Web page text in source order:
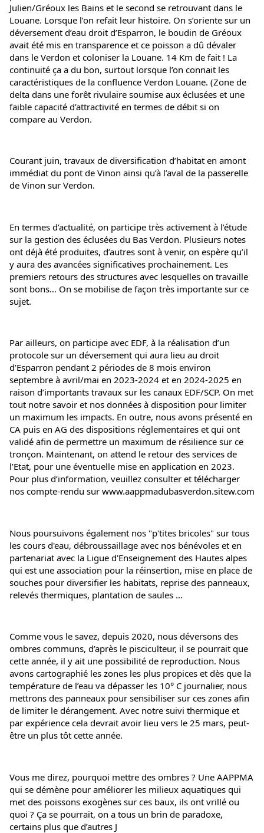
Julien/Gréoux les Bains et le second se retrouvant dans le
Louane. Lorsque l’on refait leur histoire. On s’oriente sur un
déversement d’eau droit d’Esparron, le boudin de Gréoux
avait été mis en transparence et ce poisson a dû dévaler
dans le Verdon et coloniser la Louane. 14 Km de fait ! La
continuité ça a du bon, surtout lorsque l’on connait les
caractéristiques de la confluence Verdon Louane. (Zone de
delta dans une forêt rivulaire soumise aux éclusées et une
faible capacité d’attractivité en termes de débit si on
compare au Verdon.
Courant juin, travaux de diversification d’habitat en amont
immédiat du pont de Vinon ainsi qu’à l’aval de la passerelle
de Vinon sur Verdon.
En termes d’actualité, on participe très activement à l’étude
sur la gestion des éclusées du Bas Verdon. Plusieurs notes
ont déjà été produites, d’autres sont à venir, on espère qu’il
y aura des avancées significatives prochainement. Les
premiers retours des structures avec lesquelles on travaille
sont bons… On se mobilise de façon très importante sur ce
sujet.
Par ailleurs, on participe avec EDF, à la réalisation d’un
protocole sur un déversement qui aura lieu au droit
d’Esparron pendant 2 périodes de 8 mois environ
septembre à avril/mai en 2023-2024 et en 2024-2025 en
raison d’importants travaux sur les canaux EDF/SCP. On met
tout notre savoir et nos données à disposition pour limiter
un maximum les impacts. En outre, nous avons présenté en
CA puis en AG des dispositions réglementaires et qui ont
validé afin de permettre un maximum de résilience sur ce
tronçon. Maintenant, on attend le retour des services de
l’Etat, pour une éventuelle mise en application en 2023.
Pour plus d’information, veuillez consulter et télécharger
nos compte-rendu sur www.aappmadubasverdon.sitew.com
Nous poursuivons également nos "p'tites bricoles" sur tous
les cours d'eau, débroussaillage avec nos bénévoles et en
partenariat avec la Ligue d'Enseignement des Hautes alpes
qui est une association pour la réinsertion, mise en place de
souches pour diversifier les habitats, reprise des panneaux,
relevés thermiques, plantation de saules ...
Comme vous le savez, depuis 2020, nous déversons des
ombres communs, d’après le pisciculteur, il se pourrait que
cette année, il y ait une possibilité de reproduction. Nous
avons cartographié les zones les plus propices et dès que la
température de l’eau va dépasser les 10° C journalier, nous
mettrons des panneaux pour sensibiliser sur ces zones afin
de limiter le dérangement. Avec notre suivi thermique et
par expérience cela devrait avoir lieu vers le 25 mars, peut-
être un plus tôt cette année.
Vous me direz, pourquoi mettre des ombres ? Une AAPPMA
qui se démène pour améliorer les milieux aquatiques qui
met des poissons exogènes sur ces baux, ils ont vrillé ou
quoi ? Ça se pourrait, on a tous un brin de paradoxe,
certains plus que d’autres J